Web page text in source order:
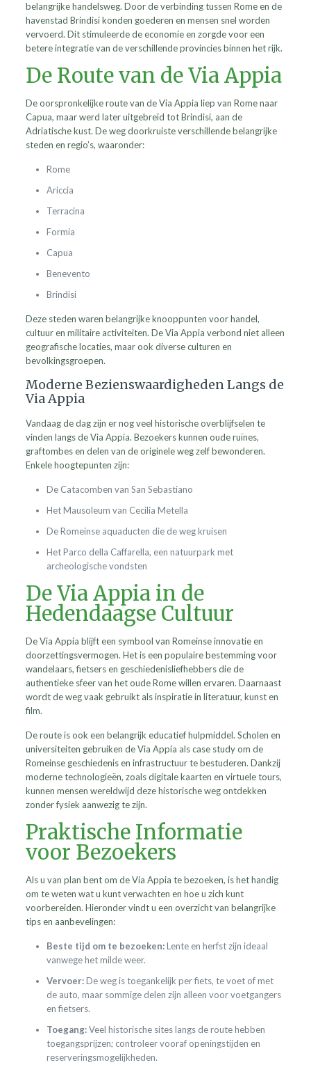
belangrijke handelsweg. Door de verbinding tussen Rome en de
havenstad Brindisi konden goederen en mensen snel worden
vervoerd. Dit stimuleerde de economie en zorgde voor een
betere integratie van de verschillende provincies binnen het rijk.
De Route van de Via Appia
De oorspronkelijke route van de Via Appia liep van Rome naar
Capua, maar werd later uitgebreid tot Brindisi, aan de
Adriatische kust. De weg doorkruiste verschillende belangrijke
steden en regio’s, waaronder:
Rome
Ariccia
Terracina
Formia
Capua
Benevento
Brindisi
Deze steden waren belangrijke knooppunten voor handel,
cultuur en militaire activiteiten. De Via Appia verbond niet alleen
geografische locaties, maar ook diverse culturen en
bevolkingsgroepen.
Moderne Bezienswaardigheden Langs de
Via Appia
Vandaag de dag zijn er nog veel historische overblijfselen te
vinden langs de Via Appia. Bezoekers kunnen oude ruïnes,
graftombes en delen van de originele weg zelf bewonderen.
Enkele hoogtepunten zijn:
De Catacomben van San Sebastiano
Het Mausoleum van Cecilia Metella
De Romeinse aquaducten die de weg kruisen
Het Parco della Caffarella, een natuurpark met
archeologische vondsten
De Via Appia in de
Hedendaagse Cultuur
De Via Appia blijft een symbool van Romeinse innovatie en
doorzettingsvermogen. Het is een populaire bestemming voor
wandelaars, fietsers en geschiedenisliefhebbers die de
authentieke sfeer van het oude Rome willen ervaren. Daarnaast
wordt de weg vaak gebruikt als inspiratie in literatuur, kunst en
film.
De route is ook een belangrijk educatief hulpmiddel. Scholen en
universiteiten gebruiken de Via Appia als case study om de
Romeinse geschiedenis en infrastructuur te bestuderen. Dankzij
moderne technologieën, zoals digitale kaarten en virtuele tours,
kunnen mensen wereldwijd deze historische weg ontdekken
zonder fysiek aanwezig te zijn.
Praktische Informatie
voor Bezoekers
Als u van plan bent om de Via Appia te bezoeken, is het handig
om te weten wat u kunt verwachten en hoe u zich kunt
voorbereiden. Hieronder vindt u een overzicht van belangrijke
tips en aanbevelingen:
Beste tijd om te bezoeken:Lente en herfst zijn ideaal
vanwege het milde weer.
Vervoer:De weg is toegankelijk per fiets, te voet of met
de auto, maar sommige delen zijn alleen voor voetgangers
en fietsers.
Toegang:Veel historische sites langs de route hebben
toegangsprijzen; controleer vooraf openingstijden en
reserveringsmogelijkheden.